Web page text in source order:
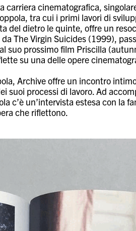
carriera cinematografica,
tra cui i primi lavori di
del dietro le quinte, offre un
The Virgin Suicides (1999),
suo prossimo film Priscilla
su una delle opere
Archive offre un incontro
suoi processi di lavoro. Ad
c’è un’intervista estesa con la
che riflettono.